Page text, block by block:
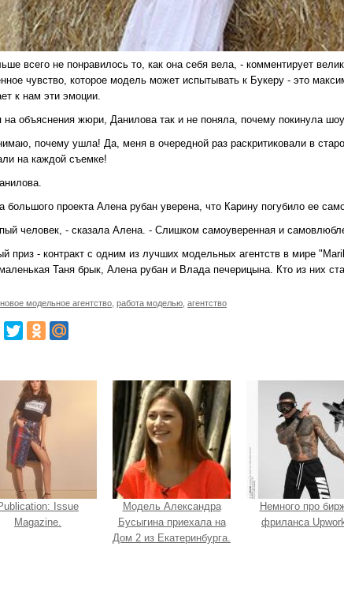
всего не понравилось то, как она себя вела, - комментирует
чувство, которое модель может испытывать к Букеру - это
к нам эти эмоции.
на объяснения жюри, Данилова так и не поняла, почему покинула
почему ушла! Да, меня в очередной раз раскритиковали в
на каждой съемке!
большого проекта Алена рубан уверена, что Карину погубило ее
человек, - сказала Алена. - Слишком самоуверенная и
приз - контракт с одним из лучших модельных агентств в мире
Таня брык, Алена рубан и Влада печерицына. Кто из них
новое модельное агентство работа моделью агентство
Issue
Magazine.
Модель Александра
Бусыгина приехала на
Дом 2 из Екатеринбурга.
Немного про
фриланса